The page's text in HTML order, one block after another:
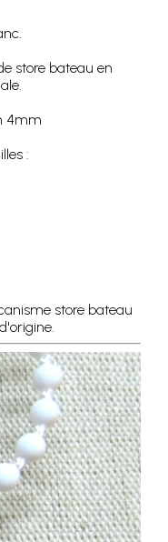
store bateau en
4mm
:
store bateau